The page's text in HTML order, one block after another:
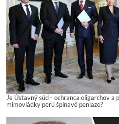
Je Ústavný súd - ochranca oligarchov a
mimovládky perú špinavé peniaze?